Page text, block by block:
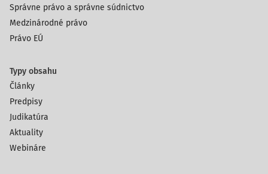
Správne právo a správne súdnictvo
Medzinárodné právo
Právo EÚ
Typy obsahu
Články
Predpisy
Judikatúra
Aktuality
Webináre